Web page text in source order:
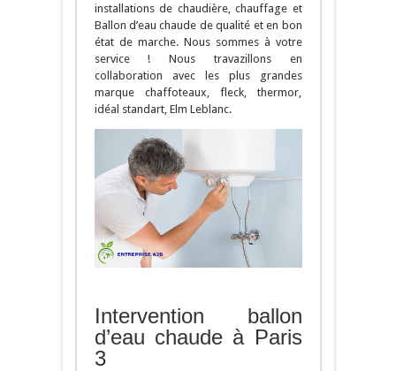
installations de chaudière, chauffage et
Ballon d’eau chaude de qualité et en bon
état de marche. Nous sommes à votre
service ! Nous travazillons en
collaboration avec les plus grandes
marque chaffoteaux, fleck, thermor,
idéal standart, Elm Leblanc.
Intervention ballon
d’eau chaude à Paris
3